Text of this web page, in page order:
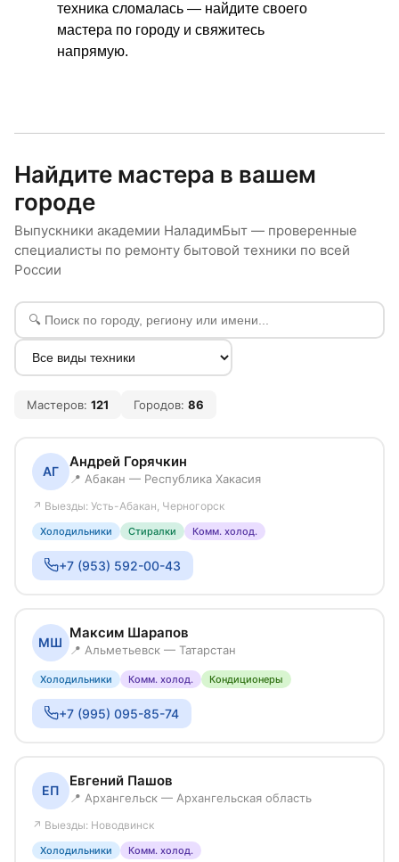
техника сломалась — найдите своего
мастера по городу и свяжитесь
напрямую.
Найдите мастера в вашем
городе
Выпускники академии НаладимБыт — проверенные
специалисты по ремонту бытовой техники по всей
России
Мастеров: 121 Городов: 86
АГ
Андрей Горячкин
📍 Абакан — Республика Хакасия
↗ Выезды: Усть-Абакан, Черногорск
Холодильники Стиралки Комм. холод.
+7 (953) 592-00-43
МШ
Максим Шарапов
📍 Альметьевск — Татарстан
Холодильники Комм. холод. Кондиционеры
+7 (995) 095-85-74
ЕП
Евгений Пашов
📍 Архангельск — Архангельская область
↗ Выезды: Новодвинск
Холодильники Комм. холод.